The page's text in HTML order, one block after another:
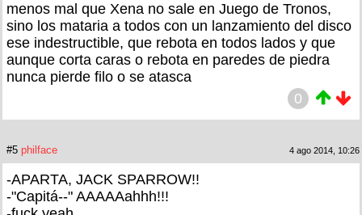
menos mal que Xena no sale en Juego de Tronos,
sino los mataria a todos con un lanzamiento del disco
ese indestructible, que rebota en todos lados y que
aunque corta caras o rebota en paredes de piedra
nunca pierde filo o se atasca
0
#5 philface 4 ago 2014, 10:26
-APARTA, JACK SPARROW!!
-"Capitá--" AAAAAahhh!!!